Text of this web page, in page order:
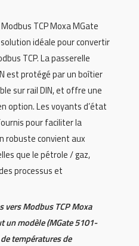
TCP Moxa MGate
idéale pour convertir
TCP. La passerelle
est protégé par un boîtier
sur rail DIN, et offre une
option. Les voyants d’état
pour faciliter la
robuste convient aux
que le pétrole / gaz,
processus et
vers Modbus TCP Moxa
un modèle (MGate 5101-
températures de